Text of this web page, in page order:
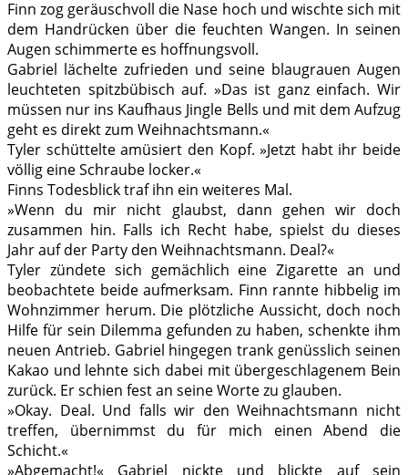
Finn zog geräuschvoll die Nase hoch und wischte sich mit
dem Handrücken über die feuchten Wangen. In seinen
Augen schimmerte es hoffnungsvoll.
Gabriel lächelte zufrieden und seine blaugrauen Augen
leuchteten spitzbübisch auf. »Das ist ganz einfach. Wir
müssen nur ins Kaufhaus Jingle Bells und mit dem Aufzug
geht es direkt zum Weihnachtsmann.«
Tyler schüttelte amüsiert den Kopf. »Jetzt habt ihr beide
völlig eine Schraube locker.«
Finns Todesblick traf ihn ein weiteres Mal.
»Wenn du mir nicht glaubst, dann gehen wir doch
zusammen hin. Falls ich Recht habe, spielst du dieses
Jahr auf der Party den Weihnachtsmann. Deal?«
Tyler zündete sich gemächlich eine Zigarette an und
beobachtete beide aufmerksam. Finn rannte hibbelig im
Wohnzimmer herum. Die plötzliche Aussicht, doch noch
Hilfe für sein Dilemma gefunden zu haben, schenkte ihm
neuen Antrieb. Gabriel hingegen trank genüsslich seinen
Kakao und lehnte sich dabei mit übergeschlagenem Bein
zurück. Er schien fest an seine Worte zu glauben.
»Okay. Deal. Und falls wir den Weihnachtsmann nicht
treffen, übernimmst du für mich einen Abend die
Schicht.«
»Abgemacht!« Gabriel nickte und blickte auf sein